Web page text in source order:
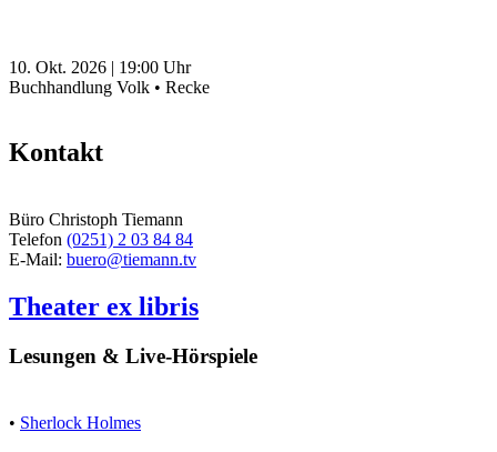
10. Okt. 2026 | 19:00 Uhr
Buchhandlung Volk • Recke
Kontakt
Büro Christoph Tiemann
Telefon (0251) 2 03 84 84
E-Mail: buero@tiemann.tv
Theater ex libris
Lesungen & Live-Hörspiele
• Sherlock Holmes